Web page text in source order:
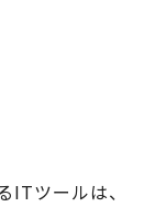
ツールは、